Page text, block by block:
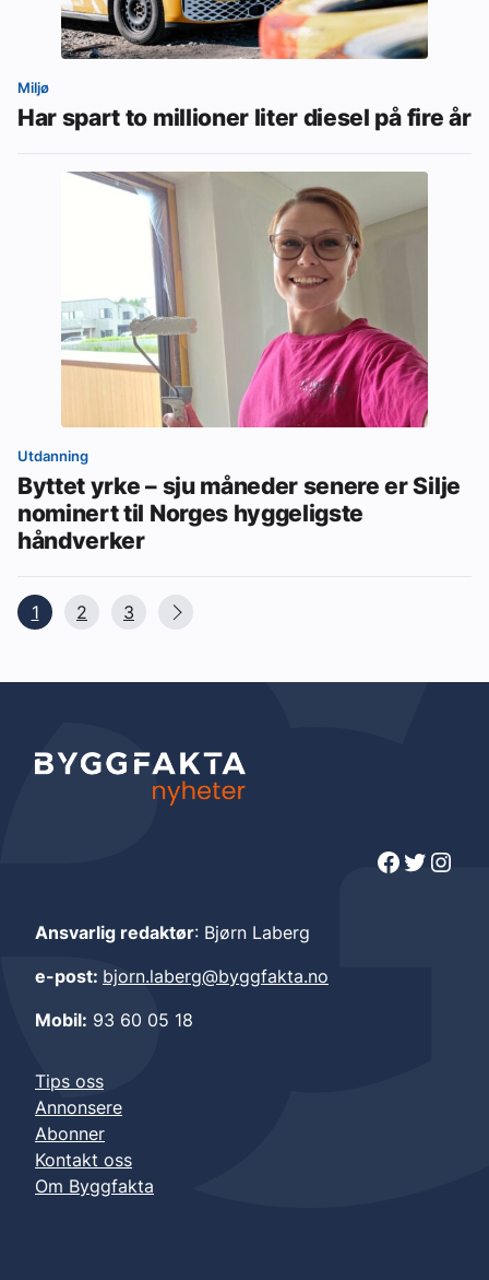
Miljø
Har spart to millioner liter diesel på fire år
Utdanning
Byttet yrke – sju måneder senere er Silje
nominert til Norges hyggeligste
håndverker
1 2 3
Facebook Twitter Instagram
Ansvarlig redaktør: Bjørn Laberg
e-post: bjorn.laberg@byggfakta.no
Mobil: 93 60 05 18
Tips oss
Annonsere
Abonner
Kontakt oss
Om Byggfakta